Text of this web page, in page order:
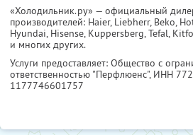
«Холодильник.ру» — официальный
производителей: Haier, Liebherr, Beko,
Hyundai, Hisense, Kuppersberg, Tefal,
и многих других.
Услуги предоставляет: Общество с
ответственностью "Перфлюенс", ИНН
1177746601757